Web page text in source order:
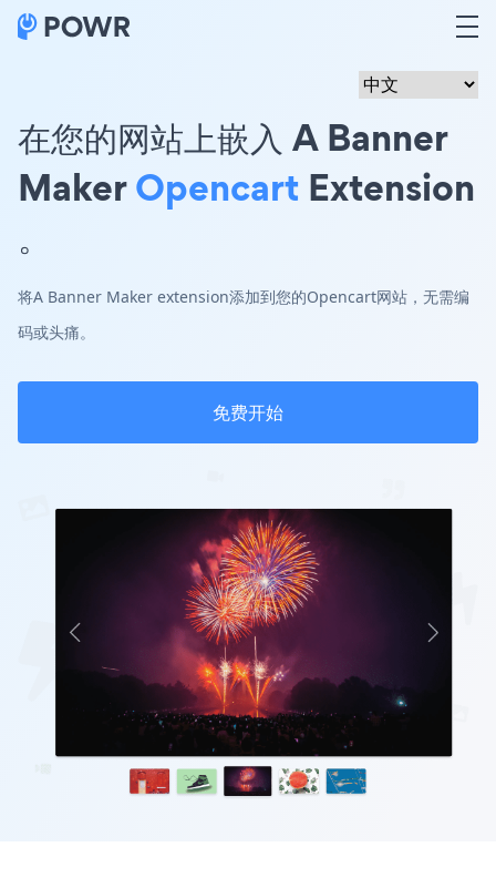
在您的网站上嵌入 A Banner
MakerOpencart Extension
。
将A Banner Maker extension添加到您的Opencart网站，无需编
码或头痛。
免费开始